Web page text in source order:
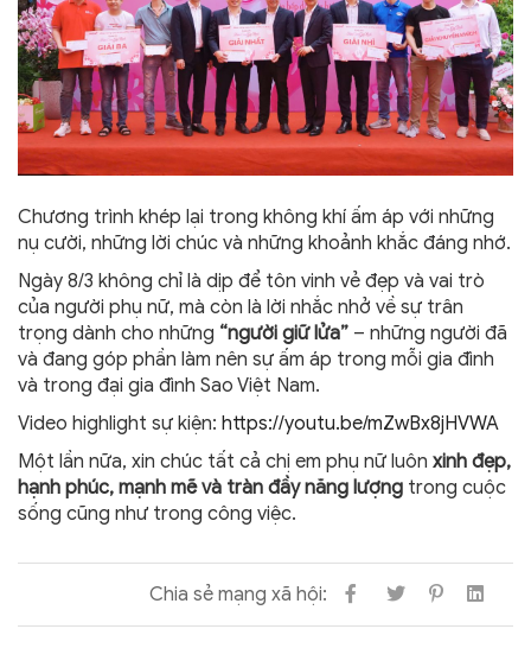
Chương trình khép lại trong không khí ấm áp với những
nụ cười, những lời chúc và những khoảnh khắc đáng nhớ.
Ngày 8/3 không chỉ là dịp để tôn vinh vẻ đẹp và vai trò
của người phụ nữ, mà còn là lời nhắc nhở về sự trân
trọng dành cho những “người giữ lửa” – những người đã
và đang góp phần làm nên sự ấm áp trong mỗi gia đình
và trong đại gia đình Sao Việt Nam.
Video highlight sự kiện: https://youtu.be/mZwBx8jHVWA
Một lần nữa, xin chúc tất cả chị em phụ nữ luôn xinh đẹp,
hạnh phúc, mạnh mẽ và tràn đầy năng lượng trong cuộc
sống cũng như trong công việc.
Chia sẻ mạng xã hội: